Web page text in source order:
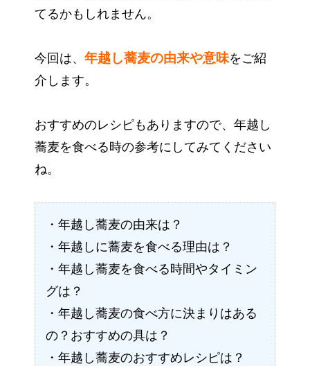
てるかもしれません。
今回は、 年越し蕎麦の由来や意味をご紹
介します。
おすすめのレシピもありますので、年越し
蕎麦を食べる時の参考にしてみてください
ね。
・年越し蕎麦の由来は？
・年越しに蕎麦を食べる理由は？
・年越し蕎麦を食べる時間やタイミン
グは？
・年越し蕎麦の食べ方に決まりはある
の？おすすめの具は？
・年越し蕎麦のおすすめレシピは？